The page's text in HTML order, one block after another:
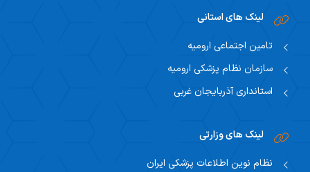
لینک های استانی
تامین اجتماعی ارومیه
سازمان نظام پزشکی ارومیه
استانداری آذربایجان غربی
لینک های وزارتی
نظام نوین اطلاعات پزشکی ایران